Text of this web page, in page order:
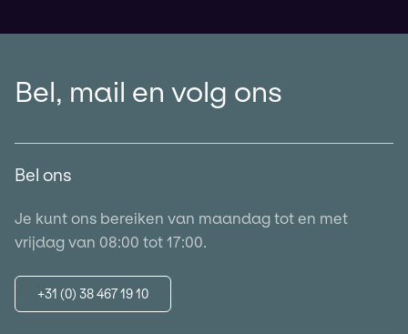
Bel, mail en volg ons
Bel ons
Je kunt ons bereiken van maandag tot en met
vrijdag van 08:00 tot 17:00.
+31 (0) 38 467 19 10